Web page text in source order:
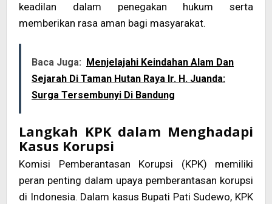
keadilan dalam penegakan hukum serta
memberikan rasa aman bagi masyarakat.
Baca Juga:
Menjelajahi Keindahan Alam Dan
Sejarah Di Taman Hutan Raya Ir. H. Juanda:
Surga Tersembunyi Di Bandung
Langkah KPK dalam Menghadapi
Kasus Korupsi
Komisi Pemberantasan Korupsi (KPK) memiliki
peran penting dalam upaya pemberantasan korupsi
di Indonesia. Dalam kasus Bupati Pati Sudewo, KPK